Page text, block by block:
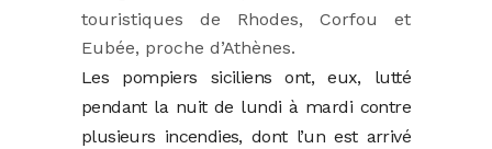
touristiques de Rhodes, Corfou et
Eubée, proche d’Athènes.
Les pompiers siciliens ont, eux, lutté
pendant la nuit de lundi à mardi contre
plusieurs incendies, dont l’un est arrivé